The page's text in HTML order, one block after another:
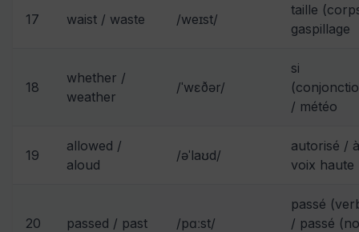
17 waist / waste /weɪst/
taille
gaspillage
18
whether /
weather
/ˈwɛðər/
si
/ météo
19
allowed /
aloud
/əˈlaʊd/
autorisé / à
voix haute
20 passed / past /pɑːst/
passé
/ passé